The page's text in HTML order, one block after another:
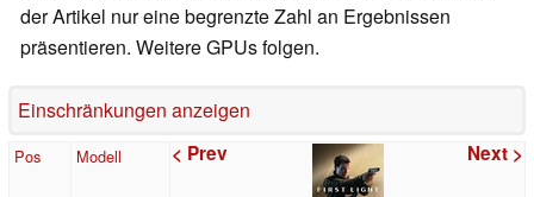
der Artikel nur eine begrenzte Zahl an Ergebnissen
präsentieren. Weitere GPUs folgen.
Einschränkungen anzeigen
Pos Modell < Prev Next >